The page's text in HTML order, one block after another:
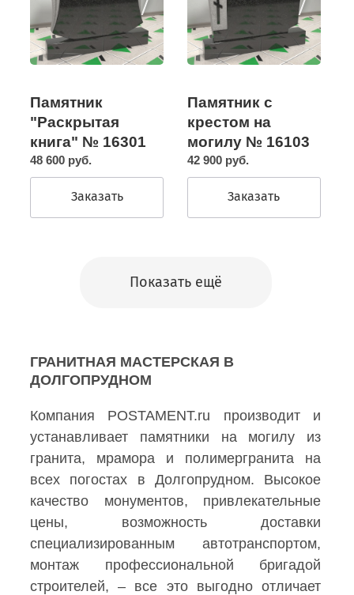
Памятник
"Раскрытая
книга" № 16301
48 600 руб.
Заказать
Памятник с
крестом на
могилу № 16103
42 900 руб.
Заказать
Показать ещё
ГРАНИТНАЯ МАСТЕРСКАЯ В
ДОЛГОПРУДНОМ
Компания POSTAMENT.ru производит и
устанавливает памятники на могилу из
гранита, мрамора и полимергранита на
всех погостах в Долгопрудном. Высокое
качество монументов, привлекательные
цены, возможность доставки
специализированным автотранспортом,
монтаж профессиональной бригадой
строителей, – все это выгодно отличает